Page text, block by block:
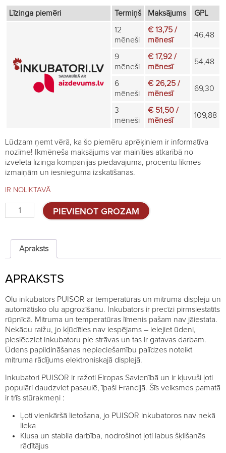
€149,99. €129,99.
Līzinga piemēri Termiņš Maksājums GPL
12
mēneši
€ 13,75 /
mēnesī
46,48
9
mēneši
€ 17,92 /
mēnesī
54,48
6
mēneši
€ 26,25 /
mēnesī
69,30
3
mēneši
€ 51,50 /
mēnesī
109,88
Lūdzam ņemt vērā, ka šo piemēru aprēķiniem ir informatīva
nozīme! Ikmēneša maksājums var mainīties atkarībā no
izvēlētā līzinga kompānijas piedāvājuma, procentu likmes
izmaiņām un iesnieguma izskatīšanas.
IR NOLIKTAVĀ
inkubators
IO
quantity
PIEVIENOT GROZAM
Apraksts
APRAKSTS
Olu inkubators PUISOR ar temperatūras un mitruma displeju un
automātisko olu apgrozīšanu. Inkubators ir precīzi pirmsiestatīts
rūpnīcā. Mitruma un temperatūras līmenis pašam nav jāiestata.
Nekādu raižu, jo kļūdīties nav iespējams – ielejiet ūdeni,
pieslēdziet inkubatoru pie strāvas un tas ir gatavas darbam.
Ūdens papildināšanas nepieciešamību palīdzes noteikt
mitruma rādījums elektroniskajā displejā.
Inkubatori PUISOR ir ražoti Eiropas Savienībā un ir kļuvuši ļoti
populāri daudzviet pasaulē, īpaši Francijā. Šīs veiksmes pamatā
ir trīs stūrakmeņi :
Ļoti vienkāršā lietošana, jo PUISOR inkubatoros nav nekā
lieka
Klusa un stabila darbība, nodrošinot ļoti labus šķilšanās
rādītājus